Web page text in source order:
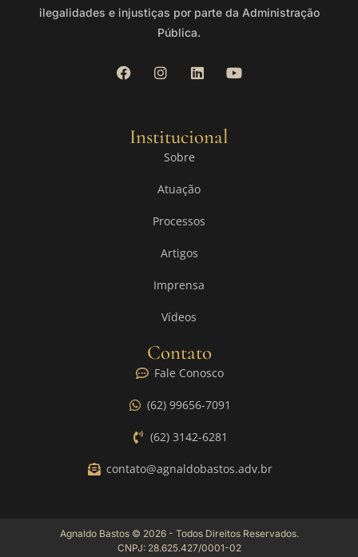
ilegalidades e injustiças por parte da Administração
Pública.
Institucional
Sobre
Atuação
Processos
Artigos
Imprensa
Vídeos
Contato
Fale Conosco
(62) 99656-7091
(62) 3142-6281
contato@agnaldobastos.adv.br
Agnaldo Bastos © 2026 - Todos Direitos Reservados.
CNPJ: 28.625.427/0001-02